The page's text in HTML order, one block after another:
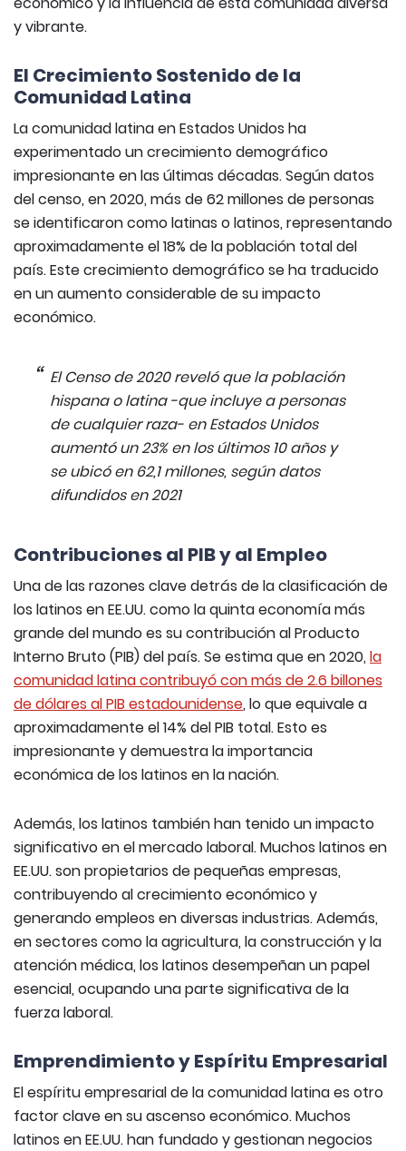
y vibrante.
El Crecimiento Sostenido de la
Comunidad Latina
La comunidad latina en Estados Unidos ha
experimentado un crecimiento demográfico
impresionante en las últimas décadas. Según datos
del censo, en 2020, más de 62 millones de personas
se identificaron como latinas o latinos, representando
aproximadamente el 18% de la población total del
país. Este crecimiento demográfico se ha traducido
en un aumento considerable de su impacto
económico.
El Censo de 2020 reveló que la población
hispana o latina -que incluye a personas
de cualquier raza- en Estados Unidos
aumentó un 23% en los últimos 10 años y
se ubicó en 62,1 millones, según datos
difundidos en 2021
Contribuciones al PIB y al Empleo
Una de las razones clave detrás de la clasificación de
los latinos en EE.UU. como la quinta economía más
grande del mundo es su contribución al Producto
Interno Bruto (PIB) del país. Se estima que en 2020, la
comunidad latina contribuyó con más de 2.6 billones
de dólares al PIB estadounidense, lo que equivale a
aproximadamente el 14% del PIB total. Esto es
impresionante y demuestra la importancia
económica de los latinos en la nación.
Además, los latinos también han tenido un impacto
significativo en el mercado laboral. Muchos latinos en
EE.UU. son propietarios de pequeñas empresas,
contribuyendo al crecimiento económico y
generando empleos en diversas industrias. Además,
en sectores como la agricultura, la construcción y la
atención médica, los latinos desempeñan un papel
esencial, ocupando una parte significativa de la
fuerza laboral.
Emprendimiento y Espíritu Empresarial
El espíritu empresarial de la comunidad latina es otro
factor clave en su ascenso económico. Muchos
latinos en EE.UU. han fundado y gestionan negocios